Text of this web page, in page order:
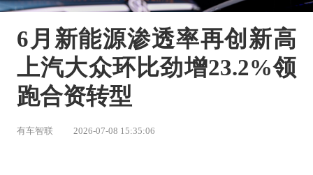
6月新能源渗透率再创新高
上汽大众环比劲增23.2%领
跑合资转型
有车智联 2026-07-08 15:35:06